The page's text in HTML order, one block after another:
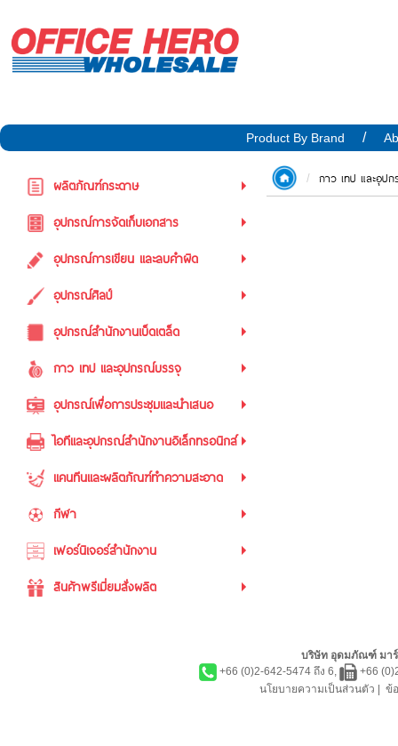
Product By Brand
ผลิตภัณฑ์กระดาษ
อุปกรณ์การจัดเก็บเอกสาร
อุปกรณ์การเขียน และลบคำผิด
อุปกรณ์ศิลป์
อุปกรณ์สำนักงานเบ็ดเตล็ด
กาว เทป และอุปกรณ์บรรจุ
อุปกรณ์เพื่อการประชุมและนำเสนอ
ไอทีและอุปกรณ์สำนักงานอิเล็กทรอนิกส์
แคนทีนและผลิตภัณฑ์ทำความสะอาด
กีฬา
เฟอร์นิเจอร์สำนักงาน
สินค้าพรีเมี่ยมสั่งผลิต
กาว เทป และอุป
บริษัท อุดมภัณฑ์ มาร์
+66 (0)2-642-5474 ถึง 6,
+66
นโยบายความเป็นส่วนตัว
ข้